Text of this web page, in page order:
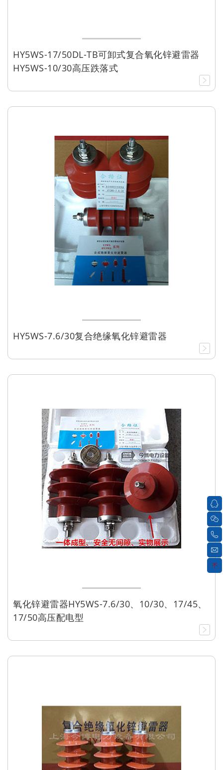
HY5WS-17/50DL-TB可卸式复合氧化锌避雷器
HY5WS-10/30高压跌落式
HY5WS-7.6/30复合绝缘氧化锌避雷器
氧化锌避雷器HY5WS-7.6/30、10/30、17/45、
17/50高压配电型